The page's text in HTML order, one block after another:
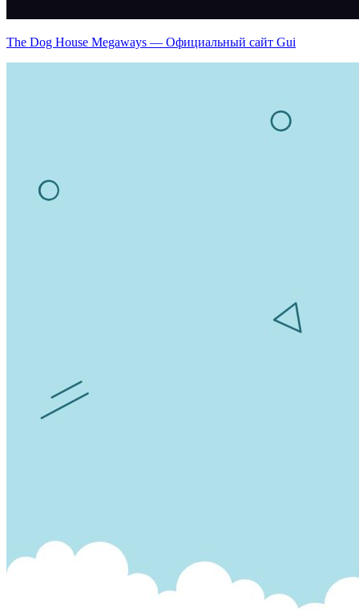
The Dog House Megaways — Официальный сайт Gui